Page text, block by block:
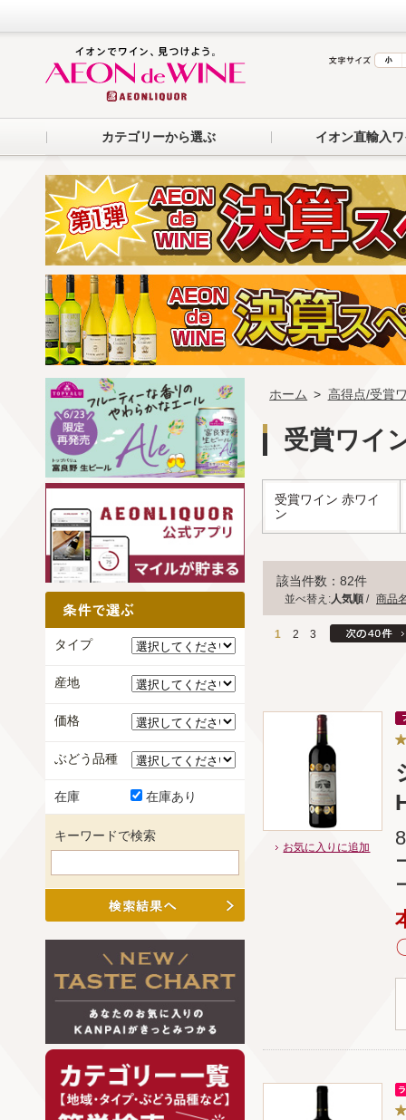
カテゴリーから選ぶ イオン直輸入
ホーム > 高得点/受賞
受賞ワイ
受賞ワイン 赤ワイ
ン
該当件数：82件
並べ替え:人気順 / 商品
1 2 3
お気に入りに追加
タイプ
産地
価格
ぶどう品種
在庫 在庫あり
キーワードで検索